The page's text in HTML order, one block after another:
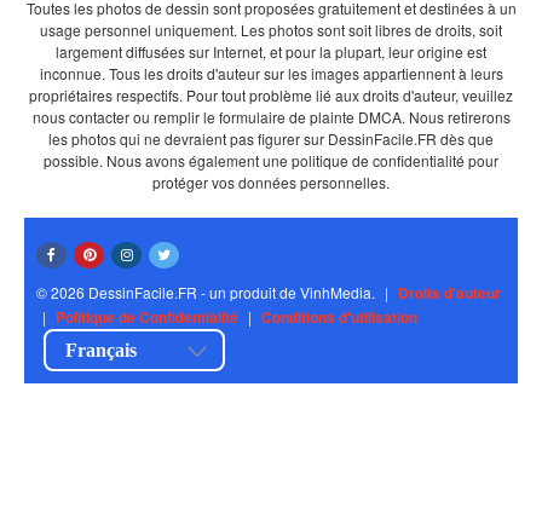
Toutes les photos de dessin sont proposées gratuitement et destinées à un
usage personnel uniquement. Les photos sont soit libres de droits, soit
largement diffusées sur Internet, et pour la plupart, leur origine est
inconnue. Tous les droits d'auteur sur les images appartiennent à leurs
propriétaires respectifs. Pour tout problème lié aux droits d'auteur, veuillez
nous contacter ou remplir le formulaire de plainte DMCA. Nous retirerons
les photos qui ne devraient pas figurer sur DessinFacile.FR dès que
possible. Nous avons également une politique de confidentialité pour
protéger vos données personnelles.
© 2026 DessinFacile.FR - un produit de VinhMedia. | Droits d'auteur
| Politique de Confidentialité | Conditions d'utilisation
Français